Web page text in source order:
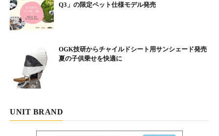
Q3」の限定ペット仕様モデル発売
OGK技研からチャイルドシート用サンシェード発売
夏の子供乗せを快適に
UNIT BRAND